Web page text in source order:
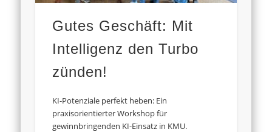
Gutes Geschäft: Mit
Intelligenz den Turbo
zünden!
KI-Potenziale perfekt heben: Ein
praxisorientierter Workshop für
gewinnbringenden KI-Einsatz in KMU.